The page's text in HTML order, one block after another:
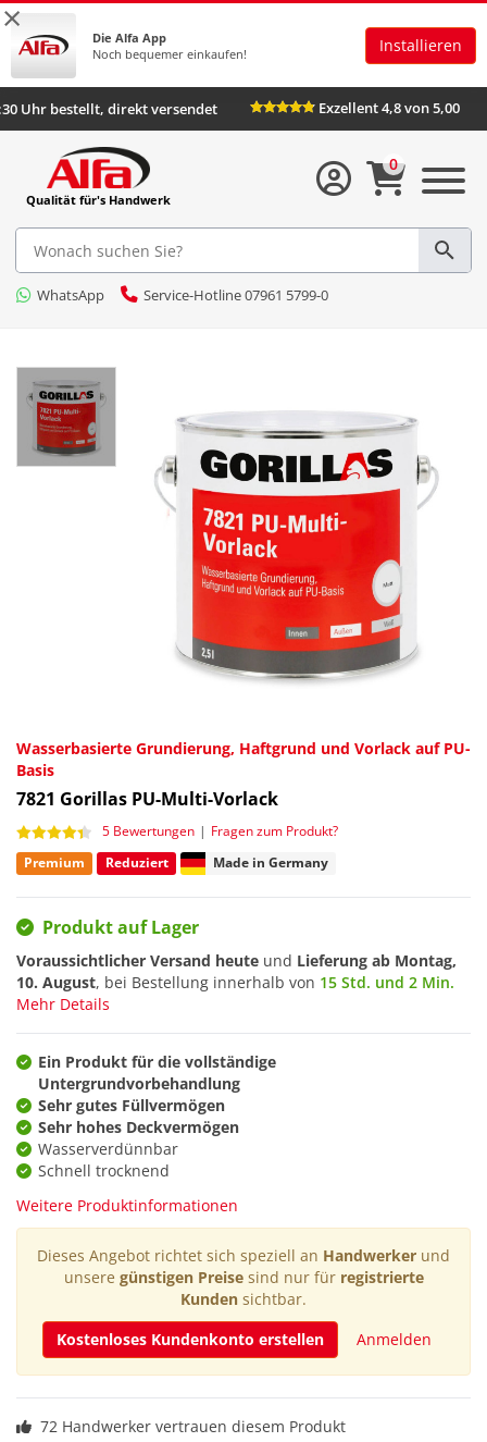
×
Die Alfa App
Noch bequemer einkaufen!
Installieren
16:30 Uhr bestellt, direkt versendet Exzellent 4,8 von 5,00
Qualität für's Handwerk
WhatsApp Service-Hotline 07961 5799-0
0
Wasserbasierte Grundierung, Haftgrund und Vorlack auf PU-
Basis
7821 Gorillas PU-Multi-Vorlack
5 Bewertungen | Fragen zum Produkt?
Premium
Reduziert Made in Germany
Produkt auf Lager
Voraussichtlicher Versand heute und Lieferung ab Montag,
10. August, bei Bestellung innerhalb von 15 Std. und 2 Min.
Mehr Details
Ein Produkt für die vollständige
Untergrundvorbehandlung
Sehr gutes Füllvermögen
Sehr hohes Deckvermögen
Wasserverdünnbar
Schnell trocknend
Weitere Produktinformationen
Dieses Angebot richtet sich speziell an Handwerker und
unsere günstigen Preisesind nur für registrierte
Kunden sichtbar.
Kostenloses Kundenkonto erstellen
Anmelden
72 Handwerker vertrauen diesem Produkt